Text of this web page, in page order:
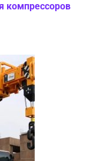
компрессоров